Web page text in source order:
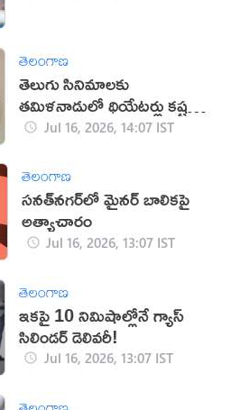
తెలంగాణ
తెలుగు సినిమాలకు
తమిళనాడులో థియేటర్లు కష్టమే:
కిరణ్ అబ్బవరం
Jul 16, 2026, 14:07 IST
తెలంగాణ
సనత్‌నగర్‌లో మైనర్‌ బాలికపై
అత్యాచారం
Jul 16, 2026, 13:07 IST
తెలంగాణ
ఇకపై 10 నిమిషాల్లోనే గ్యాస్
సిలిండర్ డెలివరీ!
Jul 16, 2026, 13:07 IST